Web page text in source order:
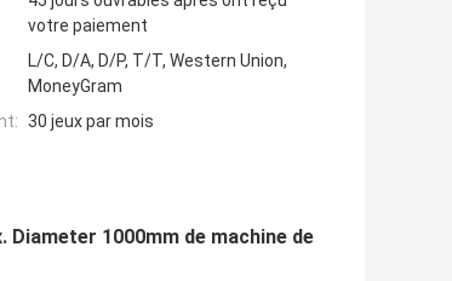
votre paiement
L/C, D/A, D/P, T/T, Western Union,
MoneyGram
30 jeux par mois
Diameter 1000mm de machine de